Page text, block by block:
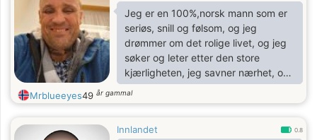
Jeg er en 100%,norsk mann som er
seriøs, snill og følsom, og jeg
drømmer om det rolige livet, og jeg
søker og leter etter den store
kjærligheten, jeg savner nærhet, og
jeg har mye varme og kjærlighet og
koz og gi den rette, og jeg har en
Men kjemien, tillit og ærlighet
Mrblueeyes49 år gammal
Innlandet 0.8